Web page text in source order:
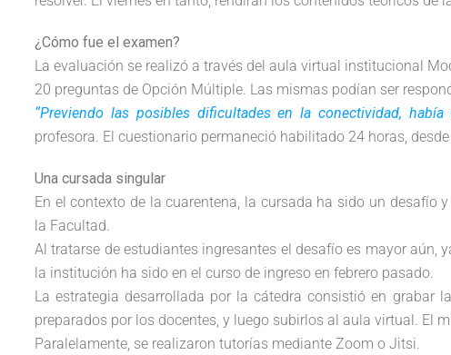
¿Cómo fue el examen?
La evaluación se realizó a través del aula virtual institucional
20 preguntas de Opción Múltiple. Las mismas podían ser
“Previendo las posibles dificultades en la conectividad,
profesora. El cuestionario permaneció habilitado 24 horas,
Una cursada singular
En el contexto de la cuarentena, la cursada ha sido un desafío
la Facultad.
Al tratarse de estudiantes ingresantes el desafío es mayor aún,
la institución ha sido en el curso de ingreso en febrero pasado.
La estrategia desarrollada por la cátedra consistió en grabar
preparados por los docentes, y luego subirlos al aula virtual. El
Paralelamente, se realizaron tutorías mediante Zoom o Jitsi.